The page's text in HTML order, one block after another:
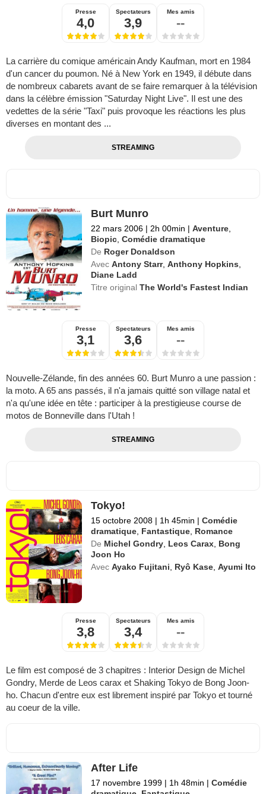
Presse
4,0
Spectateurs
3,9
Mes amis
--
La carrière du comique américain Andy Kaufman, mort en 1984
d'un cancer du poumon. Né à New York en 1949, il débute dans
de nombreux cabarets avant de se faire remarquer à la télévision
dans la célèbre émission "Saturday Night Live". Il est une des
vedettes de la série "Taxi" puis provoque les réactions les plus
diverses en montant des ...
STREAMING
Burt Munro
22 mars 2006 | 2h 00min | Aventure
Biopic ,Comédie dramatique
De Roger Donaldson
Avec Antony Starr,Anthony Hopkins
Diane Ladd
Titre originalThe World's Fastest Indian
Presse
3,1
Spectateurs
3,6
Mes amis
--
Nouvelle-Zélande, fin des années 60. Burt Munro a une passion :
la moto. A 65 ans passés, il n'a jamais quitté son village natal et
n'a qu'une idée en tête : participer à la prestigieuse course de
motos de Bonneville dans l'Utah !
STREAMING
Tokyo!
15 octobre 2008 | 1h 45min | Comédie
dramatique Fantastique Romance
De Michel Gondry Leos Carax Bong
Joon Ho
Avec Ayako Fujitani Ryô Kase ,Ayumi Ito
Presse
3,8
Spectateurs
3,4
Mes amis
--
Le film est composé de 3 chapitres : Interior Design de Michel
Gondry, Merde de Leos carax et Shaking Tokyo de Bong Joon-
ho. Chacun d'entre eux est librement inspiré par Tokyo et tourné
au coeur de la ville.
After Life
17 novembre 1999 | 1h 48min | Comédie